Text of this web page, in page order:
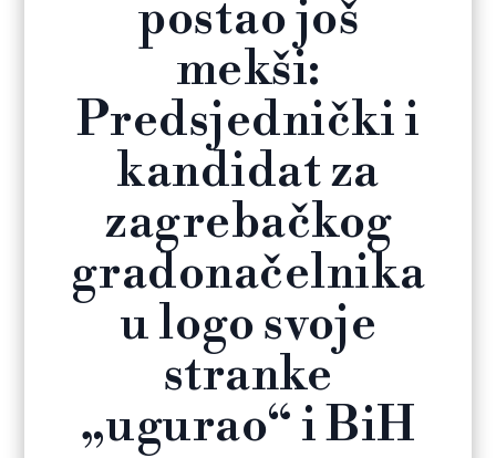
postao još
mekši:
Predsjednički i
kandidat za
zagrebačkog
gradonačelnika
u logo svoje
stranke
„ugurao“ i BiH